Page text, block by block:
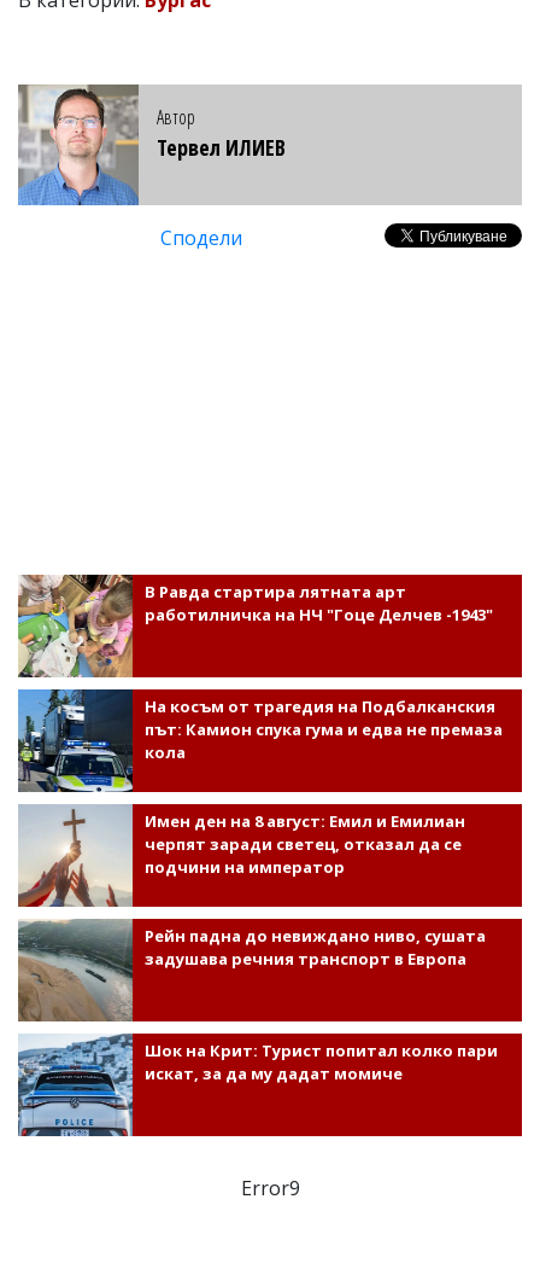
Автор
Тервел ИЛИЕВ
Сподели
В Равда стартира лятната арт
работилничка на НЧ "Гоце Делчев -1943"
На косъм от трагедия на Подбалканския
път: Камион спука гума и едва не премаза
кола
Имен ден на 8 август: Емил и Емилиан
черпят заради светец, отказал да се
подчини на император
Рейн падна до невиждано ниво, сушата
задушава речния транспорт в Европа
Шок на Крит: Турист попитал колко пари
искат, за да му дадат момиче
Error9